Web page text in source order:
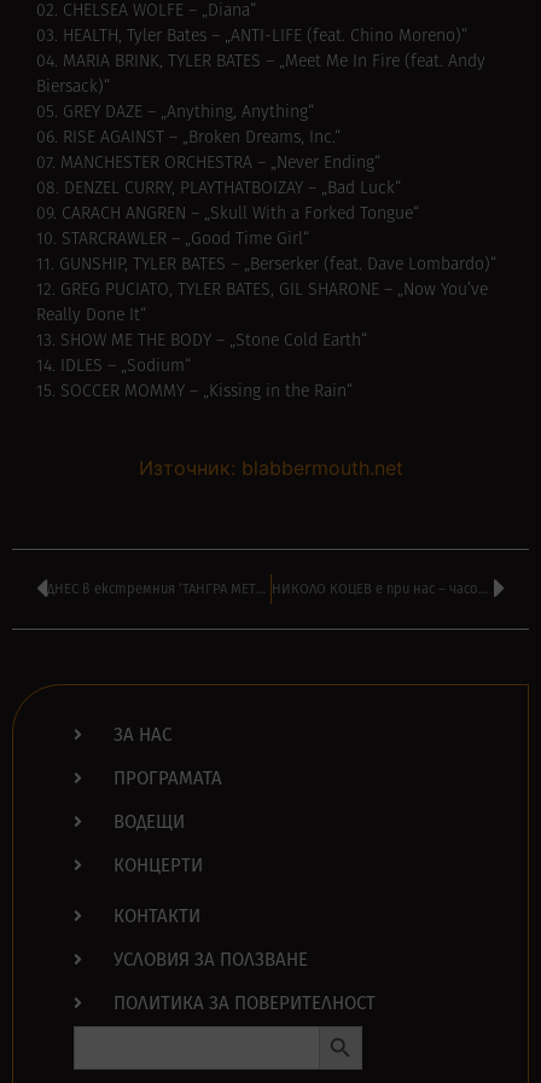
02. CHELSEA WOLFE – „Diana“
03. HEALTH, Tyler Bates – „ANTI-LIFE (feat. Chino Moreno)“
04. MARIA BRINK, TYLER BATES – „Meet Me In Fire (feat. Andy
Biersack)“
05. GREY DAZE – „Anything, Anything“
06. RISE AGAINST – „Broken Dreams, Inc.“
07. MANCHESTER ORCHESTRA – „Never Ending“
08. DENZEL CURRY, PLAYTHATBOIZAY – „Bad Luck“
09. CARACH ANGREN – „Skull With a Forked Tongue“
10. STARCRAWLER – „Good Time Girl“
11. GUNSHIP, TYLER BATES – „Berserker (feat. Dave Lombardo)“
12. GREG PUCIATO, TYLER BATES, GIL SHARONE – „Now You’ve
Really Done It“
13. SHOW ME THE BODY – „Stone Cold Earth“
14. IDLES – „Sodium“
15. SOCCER MOMMY – „Kissing in the Rain“
Източник: blabbermouth.net
ДНЕС в екстремния ‘ТАНГРА МЕТЪЛ ШОК’ на ВАСИЛ ВЪРБАНОВ от 14:00 НИКОЛО КОЦЕВ е при нас – часове преди излизането на новия албум на KIKIMORA
ЗА НАС
ПРОГРАМАТА
ВОДЕЩИ
КОНЦЕРТИ
КОНТАКТИ
УСЛОВИЯ ЗА ПОЛЗВАНЕ
ПОЛИТИКА ЗА ПОВЕРИТЕЛНОСТ
Search Button